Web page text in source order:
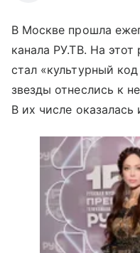
В Москве прошла
канала РУ.ТВ. На
стал «культурный
звезды отнеслись к
В их числе оказалась